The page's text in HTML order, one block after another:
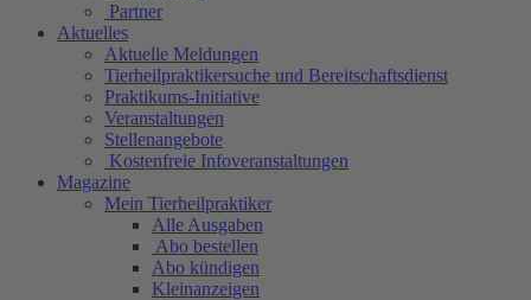
Partner
Aktuelles
Aktuelle Meldungen
Tierheilpraktikersuche und Bereitschaftsdienst
Praktikums-Initiative
Veranstaltungen
Stellenangebote
Kostenfreie Infoveranstaltungen
Magazine
Mein Tierheilpraktiker
Alle Ausgaben
Abo bestellen
Abo kündigen
Kleinanzeigen